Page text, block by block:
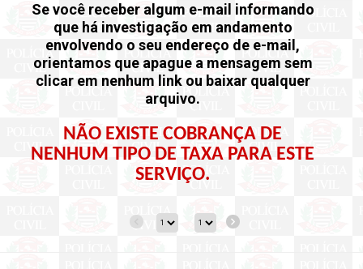
sem
Se você receber algum e-mail informando
que há investigação em andamento
envolvendo o seu endereço de e-mail,
orientamos que apague a mensagem sem
clicar em nenhum link ou baixar qualquer
arquivo.
NÃO EXISTE COBRANÇA DE
NENHUM TIPO DE TAXA PARA ESTE
SERVIÇO.